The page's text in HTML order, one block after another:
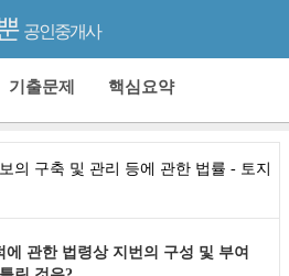
공인중개사
기출문제 핵심요약
의 구축 및 관리 등에 관한 법률 - 토지
관한 법령상 지번의 구성 및 부여